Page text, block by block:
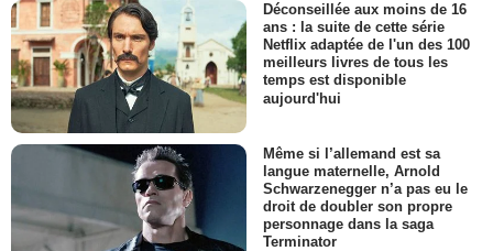
Déconseillée aux moins de 16
ans : la suite de cette série
Netflix adaptée de l'un des 100
meilleurs livres de tous les
temps est disponible
aujourd'hui
Même si l’allemand est sa
langue maternelle, Arnold
Schwarzenegger n’a pas eu le
droit de doubler son propre
personnage dans la saga
Terminator